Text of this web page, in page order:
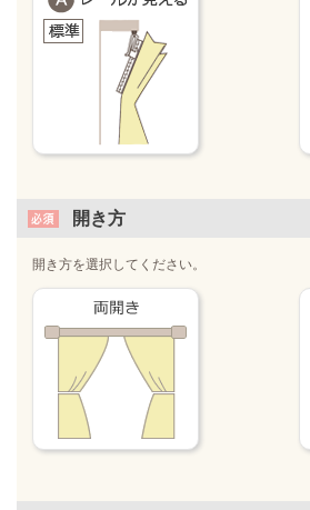
開き方
開き方を選択してください。